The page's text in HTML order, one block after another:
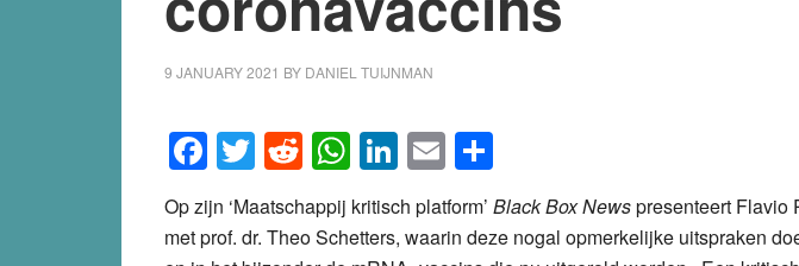
9 JANUARY 2021 BY DANIEL TUIJNMAN
Facebook
Twitter
Reddit
WhatsApp
LinkedIn
Email
Op zijn ‘Maatschappij kritisch platform’ Black Box Newspresenteert Flavio
met prof. dr. Theo Schetters, waarin deze nogal opmerkelijke uitspraken